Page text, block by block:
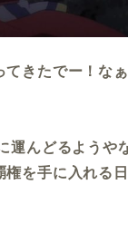
てきたでー！な
運んどるようや
権を手に入れる